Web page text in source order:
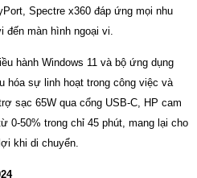
Spectre x360 đáp ứng mọi nhu
đến màn hình ngoại vi.
hành Windows 11 và bộ ứng dụng
hóa sự linh hoạt trong công việc và
sạc 65W qua cổng USB-C, HP cam
0-50% trong chỉ 45 phút, mang lại cho
khi di chuyển.